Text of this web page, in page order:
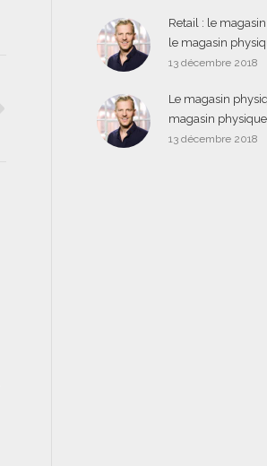
Retail : le
le magasin
13 décembre 2018
Le magasin
magasin physique
13 décembre 2018